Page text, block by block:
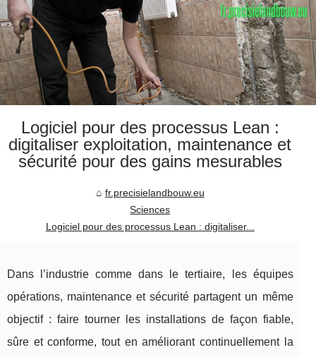
Logiciel pour des processus Lean :
digitaliser exploitation, maintenance et
sécurité pour des gains mesurables
fr.precisielandbouw.eu
Sciences
Logiciel pour des processus Lean : digitaliser...
Dans l’industrie comme dans le tertiaire, les équipes
opérations, maintenance et sécurité partagent un même
objectif : faire tourner les installations de façon fiable,
sûre et conforme, tout en améliorant continuellement la